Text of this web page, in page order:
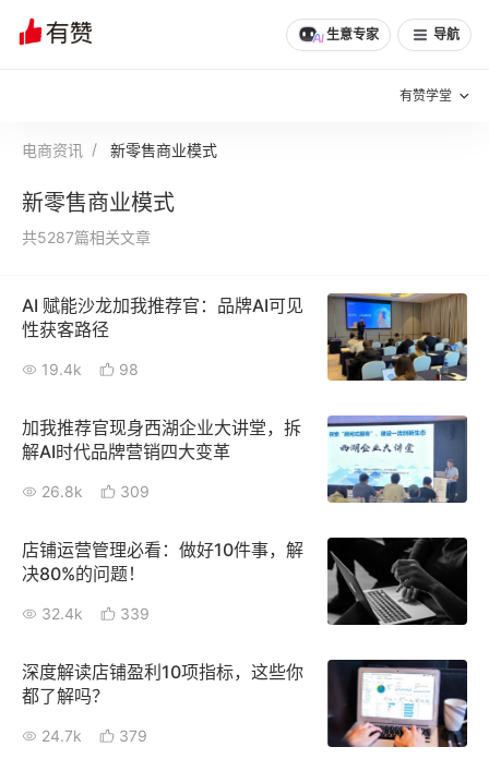
生意专家 导航
有赞学堂
私域日历
有赞成功案例 新零售最佳实践
面对面聊增长
有赞春季发布会 实干家直播间
新零售大会
AllValue 战略合作
增长产品指南
智库 产品场景库
电商资讯 新零售商业模式
新零售商业模式
共5287篇相关文章
AI 赋能沙龙加我推荐官：品牌AI可见
性获客路径
19.4k 98
加我推荐官现身西湖企业大讲堂，拆
解AI时代品牌营销四大变革
26.8k 309
店铺运营管理必看：做好10件事，解
决80%的问题！
32.4k 339
深度解读店铺盈利10项指标，这些你
都了解吗？
24.7k 379